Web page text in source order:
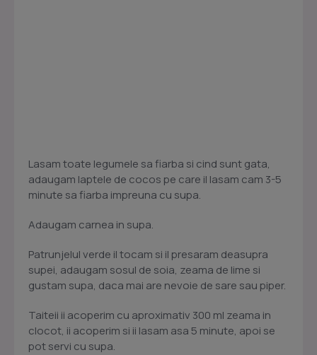
Lasam toate legumele sa fiarba si cind sunt gata,
adaugam laptele de cocos pe care il lasam cam 3-5
minute sa fiarba impreuna cu supa.
Adaugam carnea in supa.
Patrunjelul verde il tocam si il presaram deasupra
supei, adaugam sosul de soia, zeama de lime si
gustam supa, daca mai are nevoie de sare sau piper.
Taiteii ii acoperim cu aproximativ 300 ml zeama in
clocot, ii acoperim si ii lasam asa 5 minute, apoi se
pot servi cu supa.